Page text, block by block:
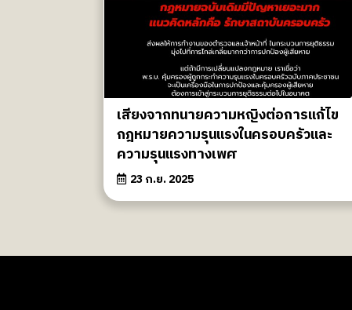
เสียงจากทนายความหญิงต่อการแก้ไข
กฎหมายความรุนแรงในครอบครัวและ
ความรุนแรงทางเพศ
23 ก.ย. 2025